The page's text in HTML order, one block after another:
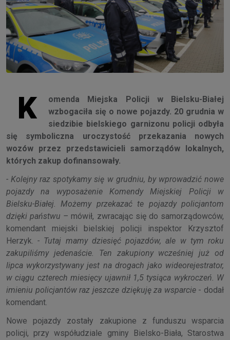
K
omenda Miejska Policji w Bielsku-Białej
wzbogaciła się o nowe pojazdy. 20 grudnia w
siedzibie bielskiego garnizonu policji odbyła
się symboliczna uroczystość przekazania nowych
wozów przez przedstawicieli samorządów lokalnych,
których zakup dofinansowały.
- Kolejny raz spotykamy się w grudniu, by wprowadzić nowe
pojazdy na wyposażenie Komendy Miejskiej Policji w
Bielsku-Białej. Możemy przekazać te pojazdy policjantom
dzięki państwu – mówił, zwracając się do samorządowców,
komendant miejski bielskiej policji inspektor Krzysztof
Herzyk.- Tutaj mamy dziesięć pojazdów, ale w tym roku
zakupiliśmy jedenaście. Ten zakupiony wcześniej już od
lipca wykorzystywany jest na drogach jako wideorejestrator,
w ciągu czterech miesięcy ujawnił 1,5 tysiąca wykroczeń. W
imieniu policjantów raz jeszcze dziękuję za wsparcie - dodał
komendant.
Nowe pojazdy zostały zakupione z funduszu wsparcia
policji, przy współudziale gminy Bielsko-Biała, Starostwa